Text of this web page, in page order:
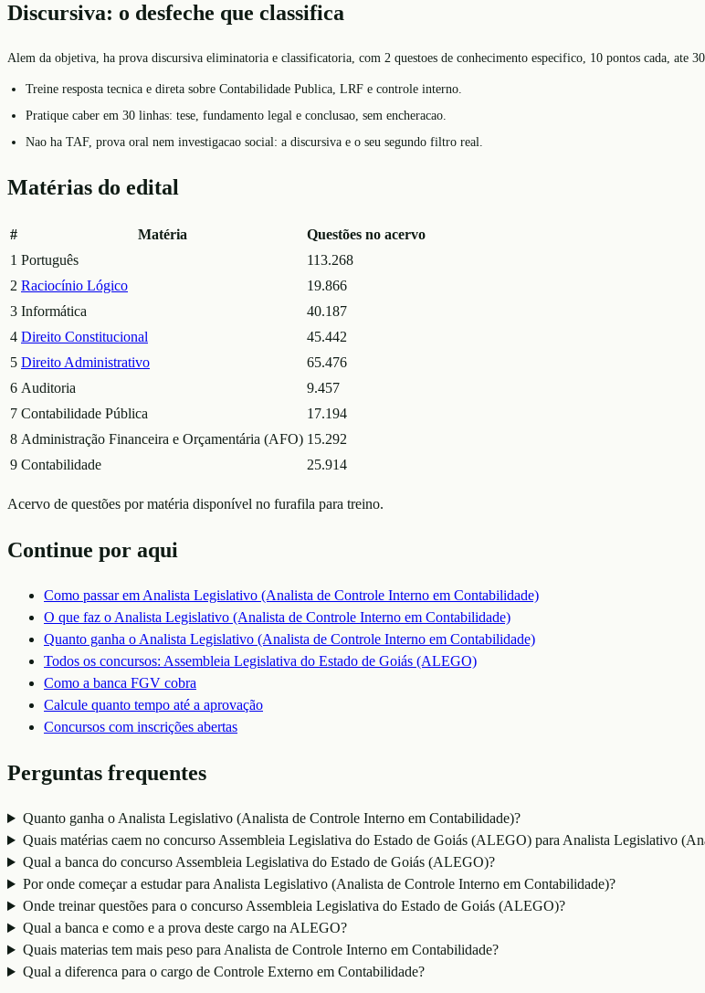
Discursiva: o desfeche que classifica
Alem da objetiva, ha prova discursiva eliminatoria e classificatoria, com 2 questoes de conhecimento especifico, 10 pontos cada, ate
Treine resposta tecnica e direta sobre Contabilidade Publica, LRF e controle interno.
Pratique caber em 30 linhas: tese, fundamento legal e conclusao, sem encheracao.
Nao ha TAF, prova oral nem investigacao social: a discursiva e o seu segundo filtro real.
Matérias do edital
# Matéria
Questões no acervo
1 Português
113.268
2 Raciocínio Lógico
19.866
3 Informática
40.187
4 Direito Constitucional
45.442
5 Direito Administrativo
65.476
6 Auditoria
9.457
7 Contabilidade Pública
17.194
8 Administração Financeira e Orçamentária (AFO) 15.292
9 Contabilidade 25.914
Acervo de questões por matéria disponível no furafila para treino.
Continue por aqui
Como passar em Analista Legislativo (Analista de Controle Interno em Contabilidade)
O que faz o Analista Legislativo (Analista de Controle Interno em Contabilidade)
Quanto ganha o Analista Legislativo (Analista de Controle Interno em Contabilidade)
Todos os concursos: Assembleia Legislativa do Estado de Goiás (ALEGO)
Como a banca FGV cobra
Calcule quanto tempo até a aprovação
Concursos com inscrições abertas
Perguntas frequentes
Quanto ganha o Analista Legislativo (Analista de Controle Interno em Contabilidade)?
Quais matérias caem no concurso Assembleia Legislativa do Estado de Goiás (ALEGO) para Analista Legislativo
Qual a banca do concurso Assembleia Legislativa do Estado de Goiás (ALEGO)?
Por onde começar a estudar para Analista Legislativo (Analista de Controle Interno em Contabilidade)?
Onde treinar questões para o concurso Assembleia Legislativa do Estado de Goiás (ALEGO)?
Qual a banca e como e a prova deste cargo na ALEGO?
Quais materias tem mais peso para Analista de Controle Interno em Contabilidade?
Qual a diferenca para o cargo de Controle Externo em Contabilidade?